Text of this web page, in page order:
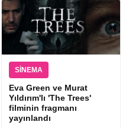
SINEMA
Eva Green ve Murat
Yıldırım'lı 'The Trees'
filminin fragmanı
yayınlandı